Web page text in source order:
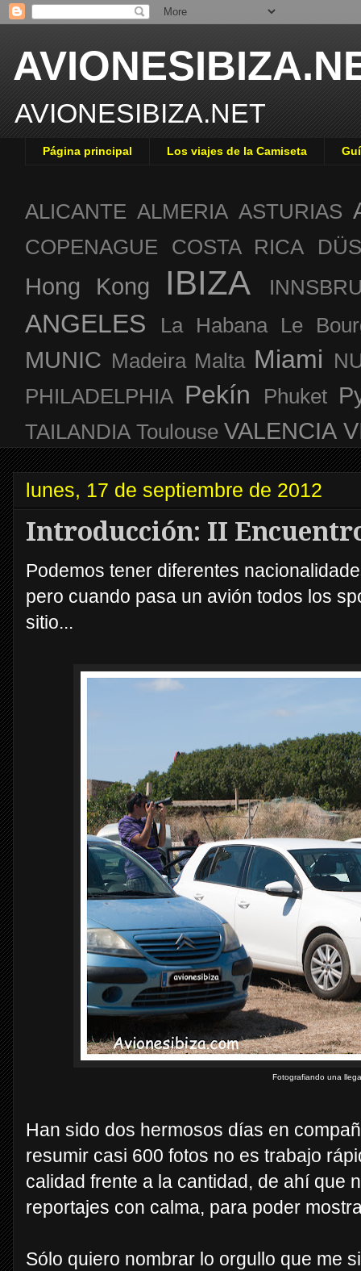
AVIONESIBIZA.NET
Página principal Los viajes de la Camiseta
ALICANTE ALMERIA ASTURIAS
COPENAGUE COSTA RICA
Hong Kong IBIZA
ANGELES La Habana Le
MUNIC Madeira Malta Miami
PHILADELPHIA Pekín Phuket
TAILANDIA Toulouse VALENCIA
lunes, 17 de septiembre de 2012
Introducción: II
Podemos tener diferentes
pero cuando pasa un avión todos los
sitio...
Fotografiando una
Han sido dos hermosos días en
resumir casi 600 fotos no es trabajo
calidad frente a la cantidad, de ahí que
reportajes con calma, para poder
Sólo quiero nombrar lo orgullo que me